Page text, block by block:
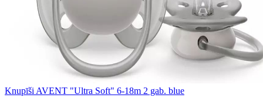
Knupīši AVENT "Ultra Soft" 6-18m 2 gab. blue